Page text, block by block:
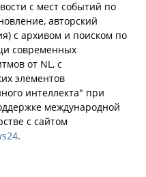
с мест событий по
авторский
с архивом и поиском по
современных
от NL, с
элементов
интеллекта" при
международной
с сайтом
.